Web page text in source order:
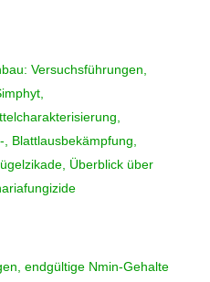
Versuchsführungen,
Blattlausbekämpfung,
Überblick über
endgültige Nmin-Gehalte